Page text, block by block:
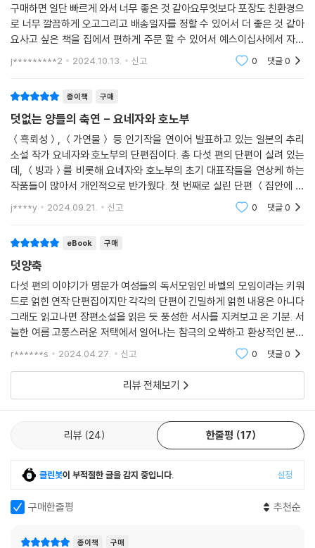
“미스터리의 미학이란, 독자가 풀어낼 수 있도록 쓰는 것이라고 생각합니
다.”
(작가 인터뷰에서)
는 장르만이 아니라 책과 이야기를 사랑하는 독자들을 위한 요네자와 호노
부의 안배이자, 작가가 독자들에게 보내는 도전장이라고 해도 좋을 것이
다.
구매하면 일단 빠르게 와서 너무 좋은 것 같아요무엇보다 포장도 친환경으
로 너무 깔끔하게 오고그리고 배송일자를 정할 수 있어서 더 좋은 것 같아
요사고 싶은 책을 집에서 편하게 주문 할 수 있어서 예스이십사에서 자주
구매하게 되네요행복합니다책을 구매하는 이 순간이
j*********2 2024.10.13. 신고 0 댓글0
종이책 구매
덧없는 양들의 축연 - 요네자와 호노부
＜흑뢰성＞, ＜가연물＞ 등 인기작을 연이어 발표하고 있는 일본의 추리
소설 작가 요네자와 호노부의 단편집이다. 총 다섯 편의 단편이 실려 있는
데, ＜빙과＞를 비롯해 요네자와 호노부의 초기 대표작들을 연상케 하는
작품들이 많아서 개인적으로 반가웠다. 첫 번째로 실린 단편 ＜집안에 변
고가 있어서＞부터가 그렇다. 이 소설은 고아원 출신으로 지방의 유력 가
문에 입양이 되면서
j****y 2024.09.21. 신고 0 댓글0
eBook 구매
덧양축
다섯 편의 이야기가 명문가 여성들의 독서모임인 바벨의 모임이라는 키워
드로 얽힌 연작 단편집이지만 각각의 단편이 긴밀하게 얽힌 내용은 아니다
그래도 읽고나면 장편소설을 읽은 듯 풍성한 서사를 지켜보고 온 기분. 서
늘한 여름 고풍스러운 저택에서 일어나는 참극의 오싹하고 환상적인 분위
r******s 2024.04.27. 신고 0 댓글0
리뷰 전체보기
리뷰 24 한줄평 17
클린봇이 부적절한 글을 감지 중입니다. 설정
구매한줄평 추천순
종이책 구매